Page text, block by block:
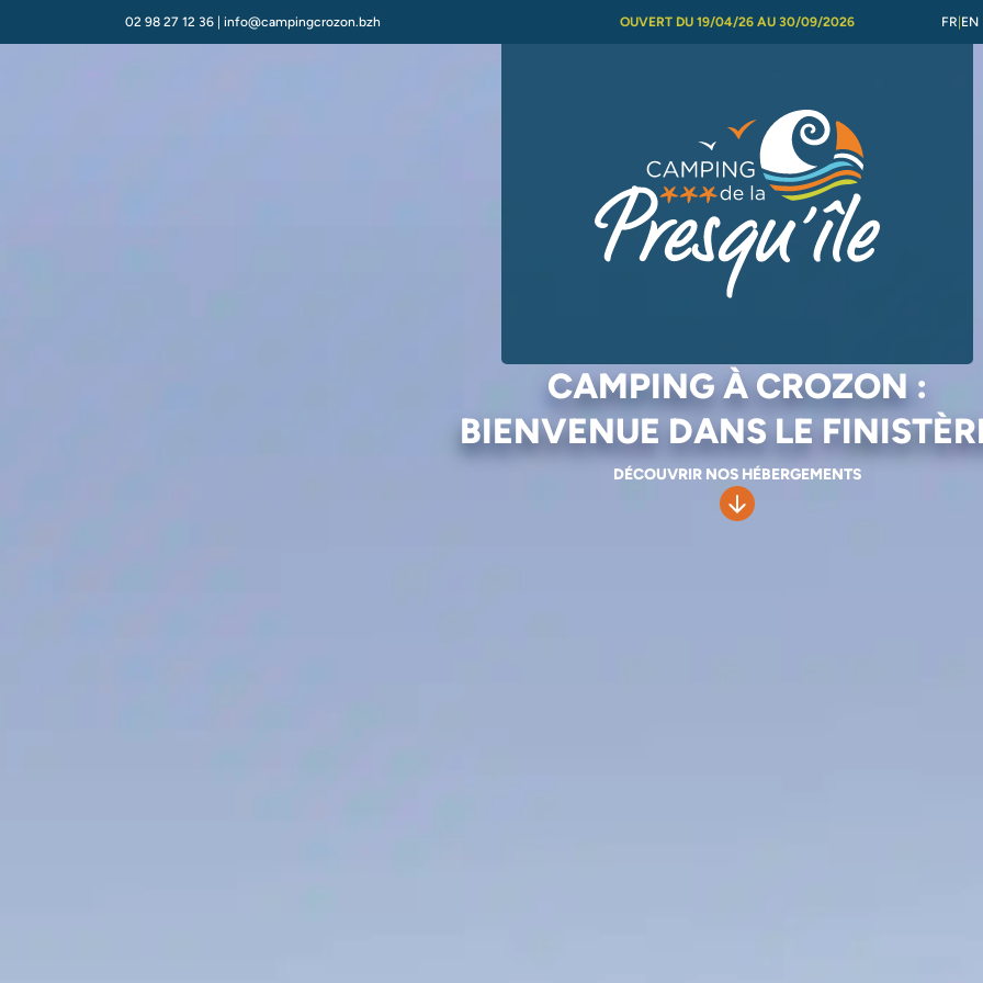
02 98 27 12 36 info@campingcrozon.bzh OUVERT DU 19/04/26 AU 30/09/2026 FR EN
CAMPING À CROZON :
BIENVENUE DANS LE
DÉCOUVRIR NOS HÉBERGEMENTS